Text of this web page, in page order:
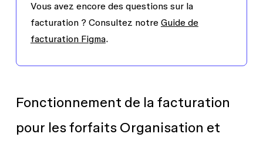
Vous avez encore des questions sur la
facturation ? Consultez notre Guide de
facturation Figma.
Fonctionnement de la facturation
pour les forfaits Organisation et